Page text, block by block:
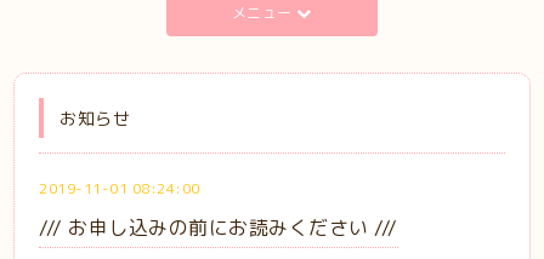
メニュー
お知らせ
2019-11-01 08:24:00
/// お申し込みの前にお読みください ///